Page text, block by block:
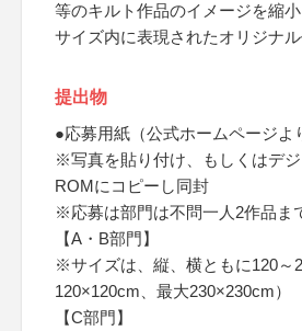
等のキルト作品のイメージを縮
サイズ内に表現されたオリジナ
提出物
●応募用紙（公式ホームページよ
※写真を貼り付け、もしくはデ
ROMにコピーし同封
※応募は部門は不問一人2作品ま
【A・B部門】
※サイズは、縦、横ともに120～
120×120cm、最大230×230cm）
【C部門】